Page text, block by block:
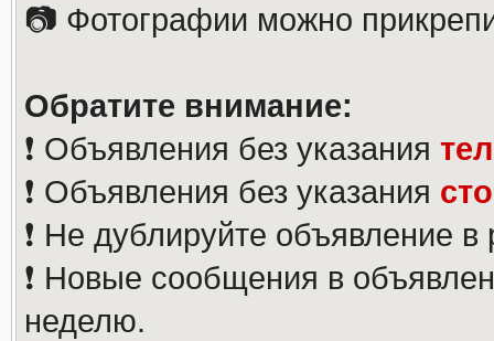
📷 Фотографии можно
Обратите внимание:
❗️ Объявления без указания
❗️ Объявления без указания
❗️ Не дублируйте объявление
❗️ Новые сообщения в
неделю.